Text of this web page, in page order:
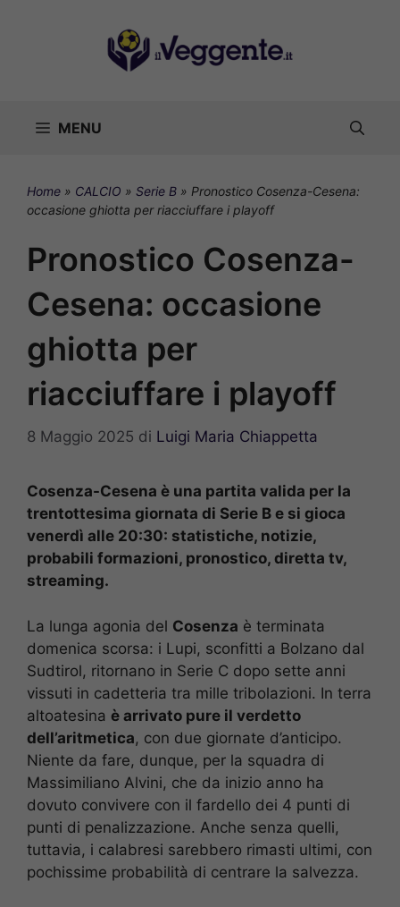
MENU
Home » CALCIO » Serie B » Pronostico Cosenza-Cesena:
occasione ghiotta per riacciuffare i playoff
Pronostico Cosenza-
Cesena: occasione
ghiotta per
riacciuffare i playoff
8 Maggio 2025 di Luigi Maria Chiappetta
Cosenza-Cesena è una partita valida per la
trentottesima giornata di Serie B e si gioca
venerdì alle 20:30: statistiche, notizie,
probabili formazioni, pronostico, diretta tv,
streaming.
La lunga agonia del Cosenza è terminata
domenica scorsa: i Lupi, sconfitti a Bolzano dal
Sudtirol, ritornano in Serie C dopo sette anni
vissuti in cadetteria tra mille tribolazioni. In terra
altoatesina è arrivato pure il verdetto
dell’aritmetica, con due giornate d’anticipo.
Niente da fare, dunque, per la squadra di
Massimiliano Alvini, che da inizio anno ha
dovuto convivere con il fardello dei 4 punti di
punti di penalizzazione. Anche senza quelli,
tuttavia, i calabresi sarebbero rimasti ultimi, con
pochissime probabilità di centrare la salvezza.